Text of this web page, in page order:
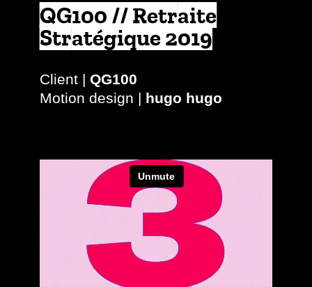
QG100 // Retraite
Stratégique 2019
Client | QG100
Motion design | hugo hugo